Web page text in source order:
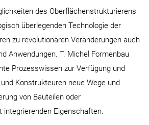
des Oberflächenstrukturierens
überlegenden Technologie der
zu revolutionären Veränderungen auch
Anwendungen. T. Michel Formenbau
Prozesswissen zur Verfügung und
Konstrukteuren neue Wege und
von Bauteilen oder
Eigenschaften.